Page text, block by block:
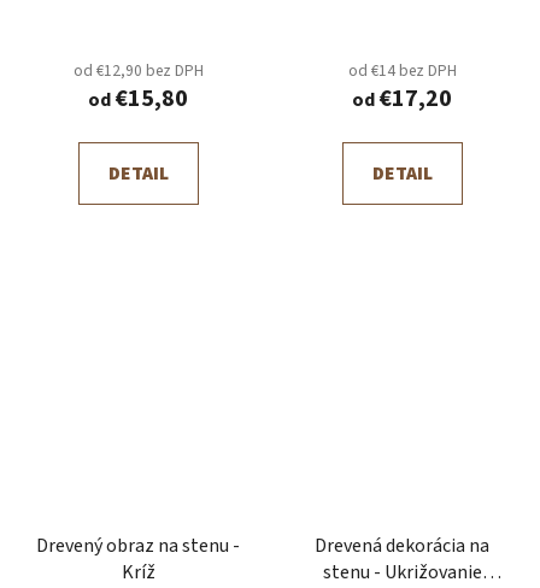
od €12,90 bez DPH
od€15,80
DETAIL
od €14 bez DPH
od€17,20
DETAIL
Drevený obraz na stenu -
Kríž
Drevená dekorácia na
stenu - Ukrižovanie